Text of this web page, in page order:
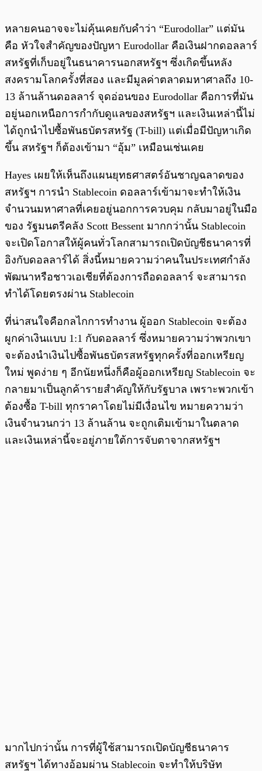
หลายคนอาจจะไม่คุ้นเคยกับคำว่า “Eurodollar” แต่มัน
คือ หัวใจสำคัญของปัญหา Eurodollar คือเงินฝากดอลลาร์
สหรัฐที่เก็บอยู่ในธนาคารนอกสหรัฐฯ ซึ่งเกิดขึ้นหลัง
สงครามโลกครั้งที่สอง และมีมูลค่าตลาดมหาศาลถึง 10-
13 ล้านล้านดอลลาร์ จุดอ่อนของ Eurodollar คือการที่มัน
อยู่นอกเหนือการกำกับดูแลของสหรัฐฯ และเงินเหล่านี้ไม่
ได้ถูกนำไปซื้อพันธบัตรสหรัฐ (T-bill) แต่เมื่อมีปัญหาเกิด
ขึ้น สหรัฐฯ ก็ต้องเข้ามา “อุ้ม” เหมือนเช่นเคย
Hayes เผยให้เห็นถึงแผนยุทธศาสตร์อันชาญฉลาดของ
สหรัฐฯ การนำ Stablecoin ดอลลาร์เข้ามาจะทำให้เงิน
จำนวนมหาศาลที่เคยอยู่นอกการควบคุม กลับมาอยู่ในมือ
ของ รัฐมนตรีคลัง Scott Bessent มากกว่านั้น Stablecoin
จะเปิดโอกาสให้ผู้คนทั่วโลกสามารถเปิดบัญชีธนาคารที่
อิงกับดอลลาร์ได้ สิ่งนี้หมายความว่าคนในประเทศกำลัง
พัฒนาหรือชาวเอเชียที่ต้องการถือดอลลาร์ จะสามารถ
ทำได้โดยตรงผ่าน Stablecoin
ที่น่าสนใจคือกลไกการทำงาน ผู้ออก Stablecoin จะต้อง
ผูกค่าเงินแบบ 1:1 กับดอลลาร์ ซึ่งหมายความว่าพวกเขา
จะต้องนำเงินไปซื้อพันธบัตรสหรัฐทุกครั้งที่ออกเหรียญ
ใหม่ พูดง่าย ๆ อีกนัยหนึ่งก็คือผู้ออกเหรียญ Stablecoin จะ
กลายมาเป็นลูกค้ารายสำคัญให้กับรัฐบาล เพราะพวกเข้า
ต้องซื้อ T-bill ทุกราคาโดยไม่มีเงื่อนไข หมายความว่า
เงินจำนวนกว่า 13 ล้านล้าน จะถูกเติมเข้ามาในตลาด
และเงินเหล่านี้จะอยู่ภายใต้การจับตาจากสหรัฐฯ
มากไปกว่านั้น การที่ผู้ใช้สามารถเปิดบัญชีธนาคาร
สหรัฐฯ ได้ทางอ้อมผ่าน Stablecoin จะทำให้บริษัท